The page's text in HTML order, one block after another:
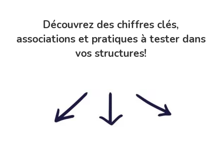
Découvrez des chiffres clés,
associations et pratiques à tester dans
vos structures!